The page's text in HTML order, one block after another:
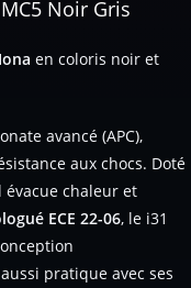
Noir Gris
en coloris noir et
avancé (APC),
aux chocs. Doté
évacue chaleur et
ECE 22-06, le i31
pratique avec ses